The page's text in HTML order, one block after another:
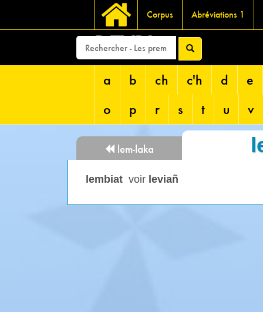
Corpus Abréviations 1
DEVRI
a b ch c'h d
e
o
p r s t u v
lem-laka
lembiat voir leviañ